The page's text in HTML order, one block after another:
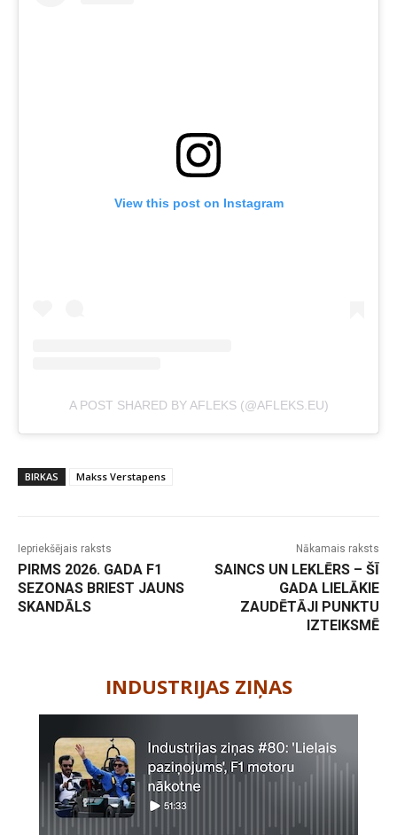
View this post on Instagram
A POST SHARED BY AFLEKS (@AFLEKS.EU)
BIRKAS Makss Verstapens
Iepriekšējais raksts
PIRMS 2026. GADA F1
SEZONAS BRIEST JAUNS
SKANDĀLS
Nākamais raksts
SAINCS UN LEKLĒRS – ŠĪ
GADA LIELĀKIE
ZAUDĒTĀJI PUNKTU
IZTEIKSMĒ
INDUSTRIJAS ZIŅAS